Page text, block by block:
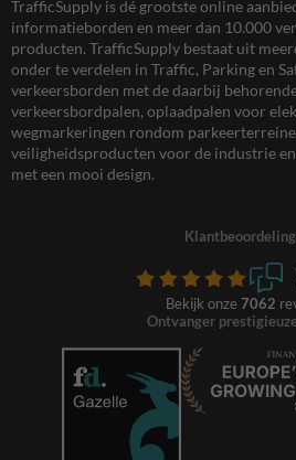
TrafficSupply is dé grootste online
informatieborden en meer dan 10.000
producten. TrafficSupply bestaat uit
onder te verdelen in Traffic, Parking en
verkeersborden met de daarbij
verkeersbordpalen, oplaadpalen voor
wegmarkeringen rondom
veiligheidsproducten voor de industrie
met een mooi design.
Bekijk onze 7062
Ontvanger